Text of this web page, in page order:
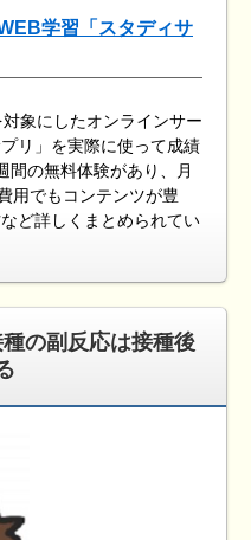
学習「スタディサ
象にしたオンラインサー
リ」を実際に使って成績
間の無料体験があり、月
用でもコンテンツが豊
ど詳しくまとめられてい
の副反応は接種後